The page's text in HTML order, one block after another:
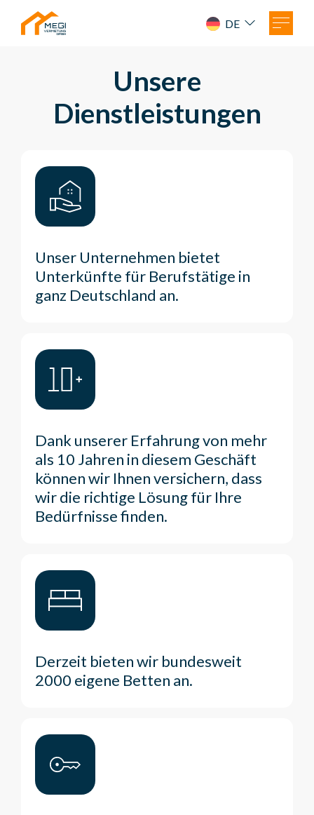
DE
Unsere
Dienstleistungen
Unser Unternehmen bietet
Unterkünfte für Berufstätige in
ganz Deutschland an.
Dank unserer Erfahrung von mehr
als 10 Jahren in diesem Geschäft
können wir Ihnen versichern, dass
wir die richtige Lösung für Ihre
Bedürfnisse finden.
Derzeit bieten wir bundesweit
2000 eigene Betten an.